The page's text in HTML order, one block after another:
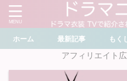
＼ ドラマ・芸能人を検索 ／
ホーム 最新記事 もく
アフィリエイト